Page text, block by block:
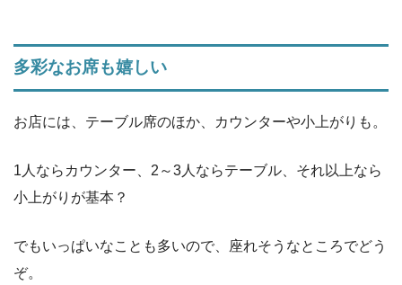
多彩なお席も嬉しい
お店には、テーブル席のほか、カウンターや小上がりも。
1人ならカウンター、2～3人ならテーブル、それ以上なら
小上がりが基本？
でもいっぱいなことも多いので、座れそうなところでどう
ぞ。